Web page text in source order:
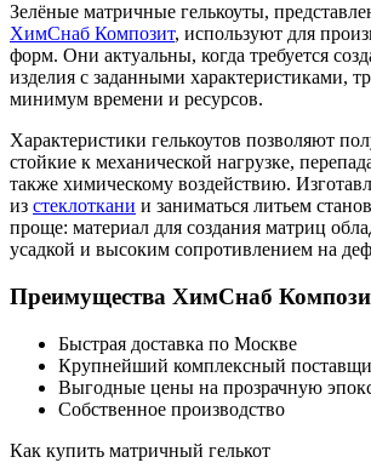
Зелёные матричные гелькоуты,
ХимСнаб Композит, используют для
форм. Они актуальны, когда требуется
изделия с заданными характеристиками,
минимум времени и ресурсов.
Характеристики гелькоутов позволяют
стойкие к механической нагрузке,
также химическому воздействию.
из стеклоткани и заниматься литьем
проще: материал для создания матриц
усадкой и высоким сопротивлением на
Преимущества ХимСнаб
Быстрая доставка по Москве
Крупнейший комплексный
Выгодные цены на прозрачную
Собственное производство
Как купить матричный гелькот